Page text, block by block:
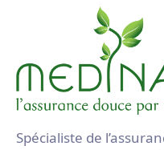
Spécialiste de